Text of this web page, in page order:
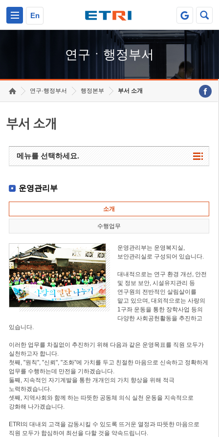
En
연구ㆍ행정부서
연구·행정부서 행정본부 부서 소개
부서 소개
메뉴를 선택하세요.
운영관리부
소개
수행업무
운영관리부는 운영복지실,
보안관리실로 구성되어 있습니다.
대내적으로는 연구 환경 개선, 안전
및 정보 보안, 시설유지관리 등
연구원의 전반적인 살림살이를
맡고 있으며, 대외적으로는 사랑의
1구좌 운동을 통한 장학사업 등의
다양한 사회공헌활동을 추진하고
있습니다.
이러한 업무를 차질없이 추진하기 위해 다음과 같은 운영목표를 직원 모두가
실천하고자 합니다.
첫째, "원칙", "신뢰", "조화"에 가치를 두고 친절한 마음으로 신속하고 정확하게
업무를 수행하는데 만전을 기하겠습니다.
둘째, 지속적인 자기계발을 통한 개개인의 가치 향상을 위해 적극
노력하겠습니다.
셋째, 지역사회와 함께 하는 따뜻한 공동체 의식 실천 운동을 지속적으로
강화해 나가겠습니다.
ETRI의 대내외 고객을 감동시킬 수 있도록 뜨거운 열정과 따뜻한 마음으로
직원 모두가 합심하여 최선을 다할 것을 약속드립니다.